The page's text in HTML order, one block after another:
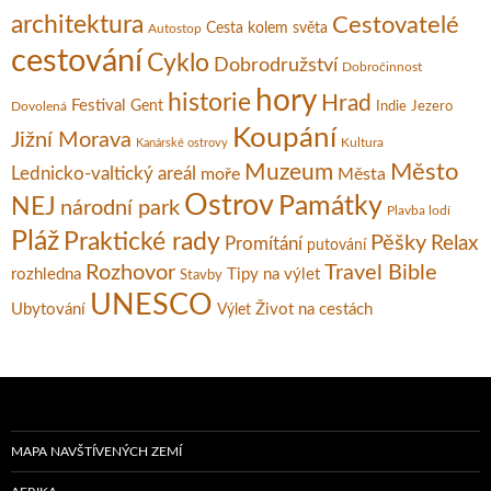
architektura Autostop Cesta kolem světa Cestovatelé
cestování Cyklo Dobrodružství Dobročinnost
Dovolená Festival Gent historie hory Hrad Indie Jezero
Jižní Morava Kanárské ostrovy Koupání Kultura
Lednicko-valtický areál moře Muzeum Města Město
NEJ národní park Ostrov Památky Plavba lodí
Pláž Praktické rady Promítání putování Pěšky Relax
rozhledna Rozhovor Stavby Tipy na výlet Travel Bible
Ubytování UNESCO Výlet Život na cestách
MAPA NAVŠTÍVENÝCH ZEMÍ